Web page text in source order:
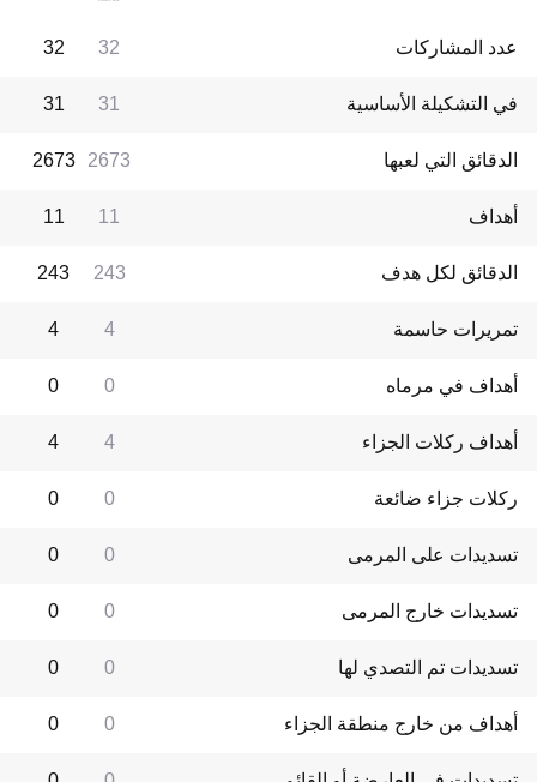
عدد المشاركات 32
32
في التشكيلة الأساسية 31
31
الدقائق التي لعبها 2673
2673
أهداف 11
11
الدقائق لكل هدف 243
243
تمريرات حاسمة 4
4
أهداف في مرماه 0
0
أهداف ركلات الجزاء 4
4
ركلات جزاء ضائعة 0
0
تسديدات على المرمى 0
0
تسديدات خارج المرمى 0
0
تسديدات تم التصدي لها 0
0
أهداف من خارج منطقة الجزاء 0
0